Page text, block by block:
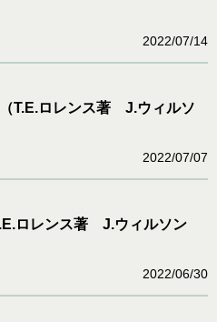
2022/07/14
（T.E.ロレンス著 J.ウィルソ
2022/07/07
ロレンス著 J.ウィルソン
2022/06/30